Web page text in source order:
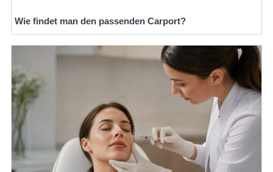
Wie findet man den passenden Carport?